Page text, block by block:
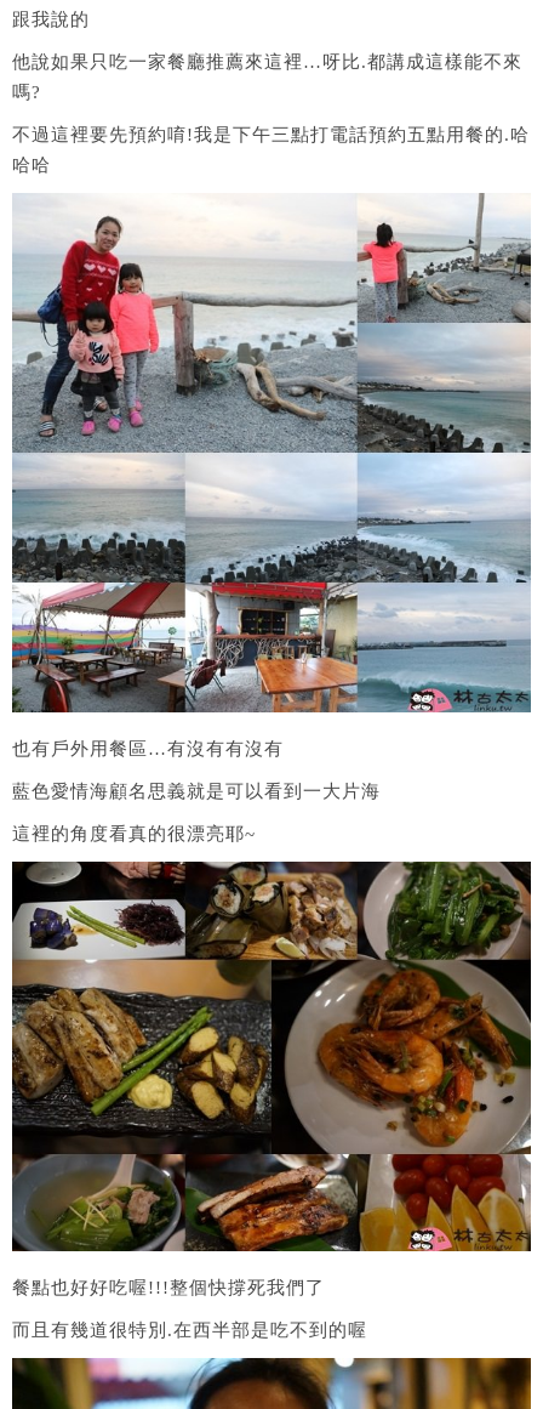
跟我說的
他說如果只吃一家餐廳推薦來這裡…呀比.都講成這樣能不來
嗎?
不過這裡要先預約唷!我是下午三點打電話預約五點用餐的.哈
哈哈
也有戶外用餐區…有沒有有沒有
藍色愛情海顧名思義就是可以看到一大片海
這裡的角度看真的很漂亮耶~
餐點也好好吃喔!!!整個快撐死我們了
而且有幾道很特別.在西半部是吃不到的喔